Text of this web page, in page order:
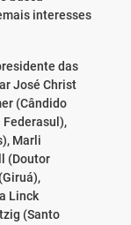
interesses
das
José Christ
(Cândido
Marli
(Doutor
Linck
(Santo